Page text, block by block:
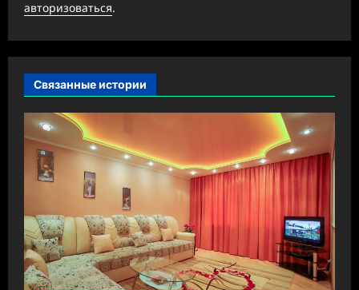
з
а
п
и
и
авторизоваться.
Связанные истории